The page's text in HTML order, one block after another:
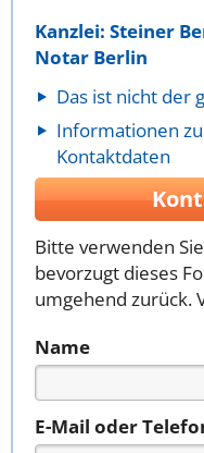
Kanzlei: Steiner
Notar Berlin
Das ist nicht der
Informationen
Kontaktdaten
Bitte verwenden
bevorzugt dieses
umgehend zurück.
Name
E-Mail oder